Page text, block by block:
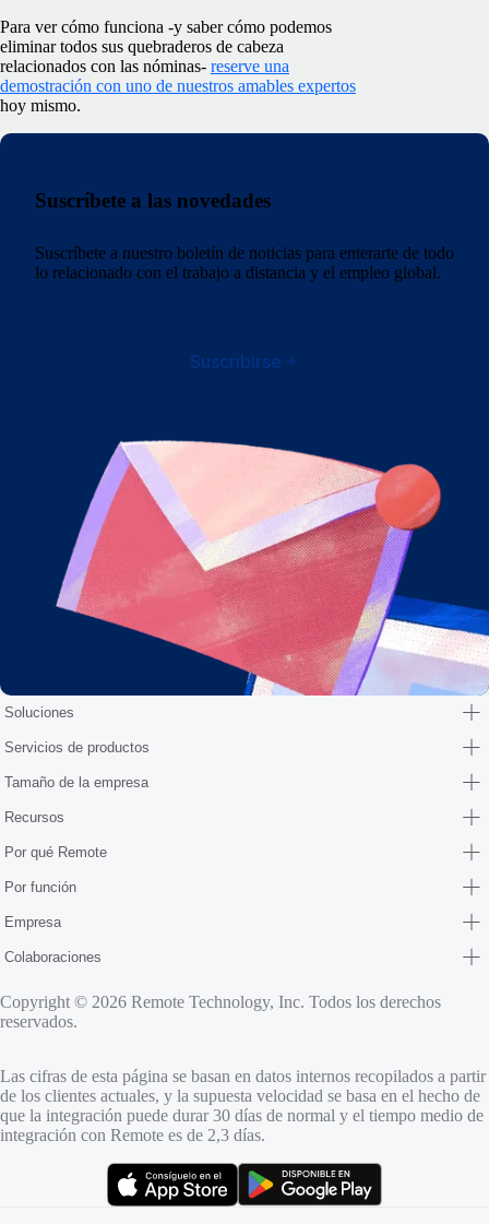
Para ver cómo funciona -y saber cómo podemos
eliminar todos sus quebraderos de cabeza
relacionados con las nóminas- reserve una
demostración con uno de nuestros amables expertos
hoy mismo.
Suscríbete a las novedades
Suscríbete a nuestro boletín de noticias para enterarte de todo
lo relacionado con el trabajo a distancia y el empleo global.
Suscribirse
Soluciones
Servicios de productos
Tamaño de la empresa
Recursos
Por qué Remote
Por función
Empresa
Colaboraciones
Copyright © 2026 Remote Technology, Inc. Todos los derechos
reservados.
Las cifras de esta página se basan en datos internos recopilados a partir
de los clientes actuales, y la supuesta velocidad se basa en el hecho de
que la integración puede durar 30 días de normal y el tiempo medio de
integración con Remote es de 2,3 días.